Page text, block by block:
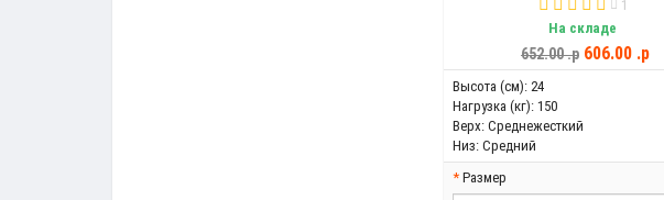
1
На складе
652.00 .p 606.00 .p
Высота (см): 24
Нагрузка (кг): 150
Верх: Среднежесткий
Низ: Средний
Размер